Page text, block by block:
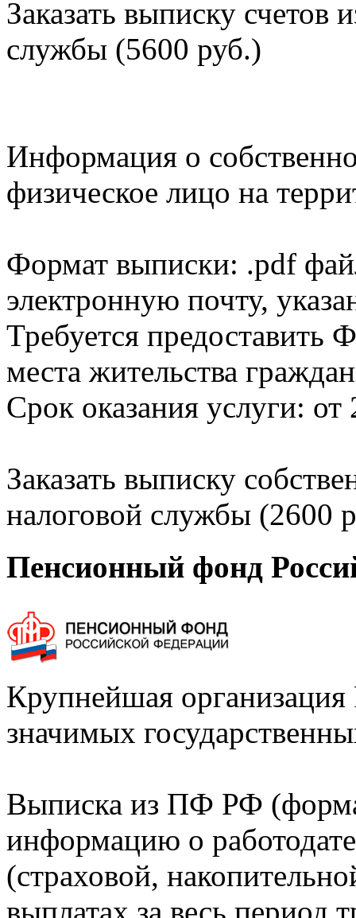
Заказать выписку счетов
службы (5600 руб.)
Информация о
физическое лицо на
Формат выписки: .pdf
электронную почту,
Требуется
места жительства
Срок оказания услуги: от
Заказать выписку
налоговой службы (2600
Пенсионный фонд
Крупнейшая
значимых
Выписка из ПФ РФ
информацию о
(страховой,
выплатах за весь период